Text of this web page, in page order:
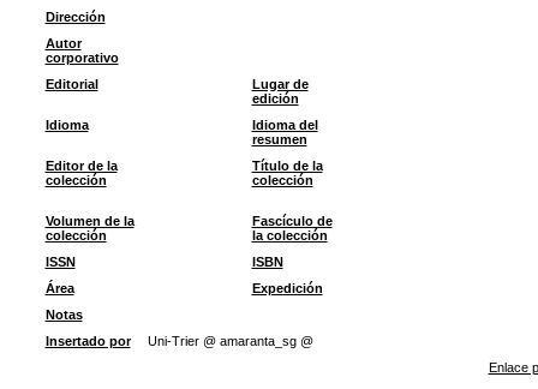
Dirección
Autor
corporativo
Editorial
Lugar de
edición
Idioma
Idioma del
resumen
Editor de la
colección
Título de la
colección
Volumen de la
colección
Fascículo de
la colección
ISSN
ISBN
Área
Expedición
Notas
Insertado por
Uni-Trier @ amaranta_sg @
Enlace